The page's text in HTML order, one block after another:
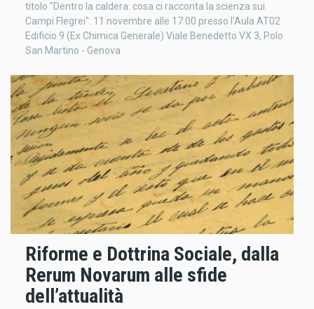
titolo "Dentro la caldera: cosa ci racconta la scienza sui
Campi Flegrei": 11 novembre alle 17:00 presso l'Aula AT02
Edificio 9 (Ex Chimica Generale) Viale Benedetto VX 3, Polo
San Martino - Genova
Riforme e Dottrina Sociale, dalla
Rerum Novarum alle sfide
dell’attualità